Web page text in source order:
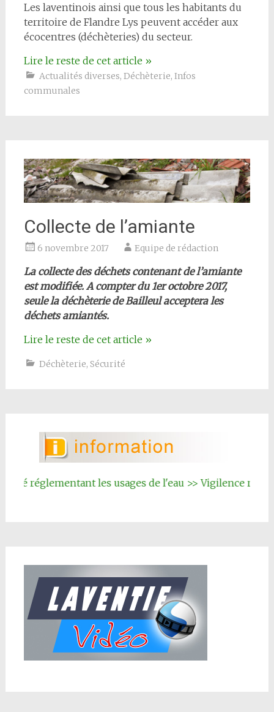
Les laventinois ainsi que tous les habitants du
territoire de Flandre Lys peuvent accéder aux
écocentres (déchèteries) du secteur.
Lire le reste de cet article »
Actualités diverses, Déchèterie, Infos
communales
Collecte de l’amiante
6 novembre 2017 Equipe de rédaction
La collecte des déchets contenant de l’amiante
est modifiée. A compter du 1er octobre 2017,
seule la déchèterie de Bailleul acceptera les
déchets amiantés.
Lire le reste de cet article »
Déchèterie, Sécurité
réglementant les usages de l'eau >> Vigilence